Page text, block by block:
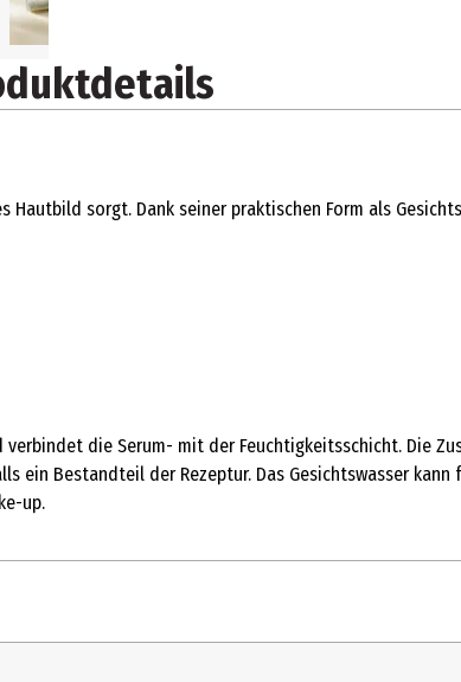
Hautbild sorgt. Dank seiner praktischen Form als
die Serum- mit der Feuchtigkeitsschicht. Die
Bestandteil der Rezeptur. Das Gesichtswasser
up.